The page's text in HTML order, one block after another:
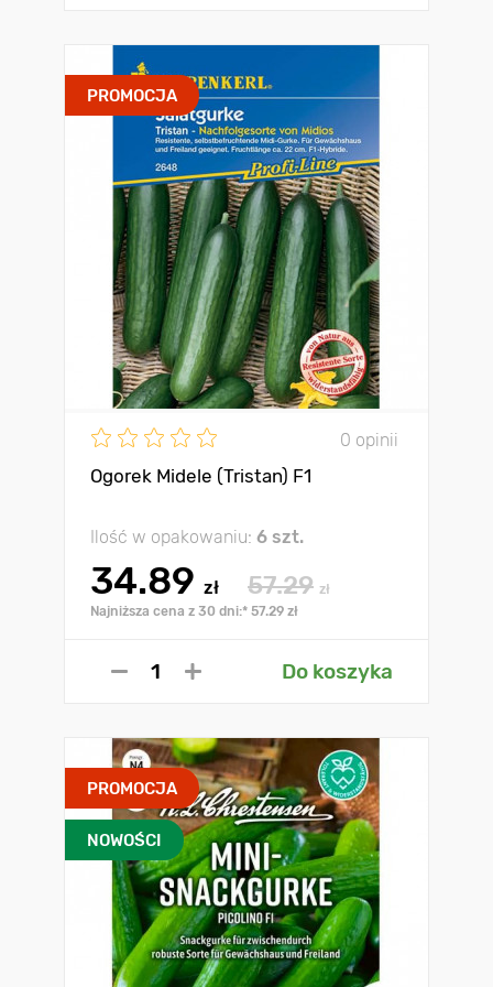
PROMOCJA
0 opinii
Ogorek Midele (Tristan) F1
Ilość w opakowaniu: 6 szt.
34.89 zł 57.29 zł
Najniższa cena z 30 dni:* 57.29 zł
Do koszyka
PROMOCJA
NOWOŚCI